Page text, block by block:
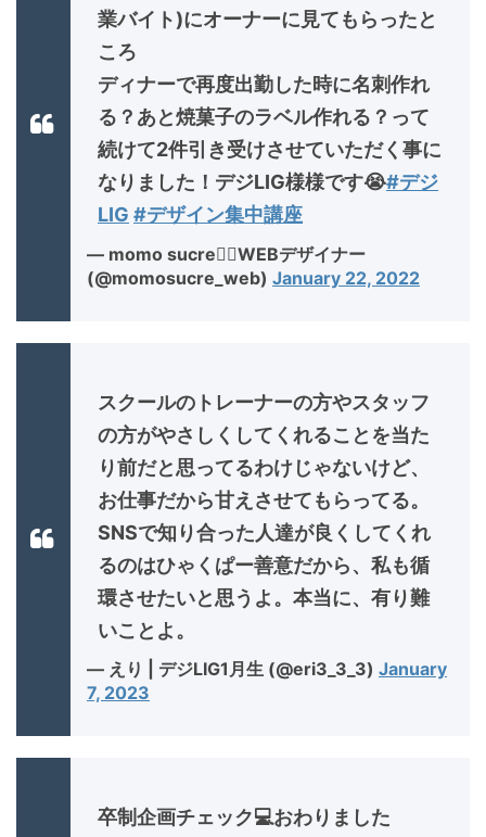
業バイト)にオーナーに見てもらったと
ころ
ディナーで再度出勤した時に名刺作れ
る？あと焼菓子のラベル作れる？って
続けて2件引き受けさせていただく事に
なりました！デジLIG様様です😭#デジ
LIG #デザイン集中講座
— momo sucre🏃‍♀️WEBデザイナー
(@momosucre_web) January 22, 2022
スクールのトレーナーの方やスタッフ
の方がやさしくしてくれることを当た
り前だと思ってるわけじゃないけど、
お仕事だから甘えさせてもらってる。
SNSで知り合った人達が良くしてくれ
るのはひゃくぱー善意だから、私も循
環させたいと思うよ。本当に、有り難
いことよ。
— えり | デジLIG1月生 (@eri3_3_3) January
7, 2023
卒制企画チェック💻おわりました